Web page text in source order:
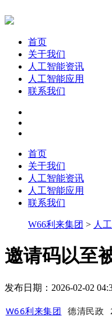
首页
关于我们
人工智能资讯
人工智能应用
联系我们
首页
关于我们
人工智能资讯
人工智能应用
联系我们
W66利来集团 > 人
邀请码以至
发布日期：2026-02-02
W66利来集团 德清民政